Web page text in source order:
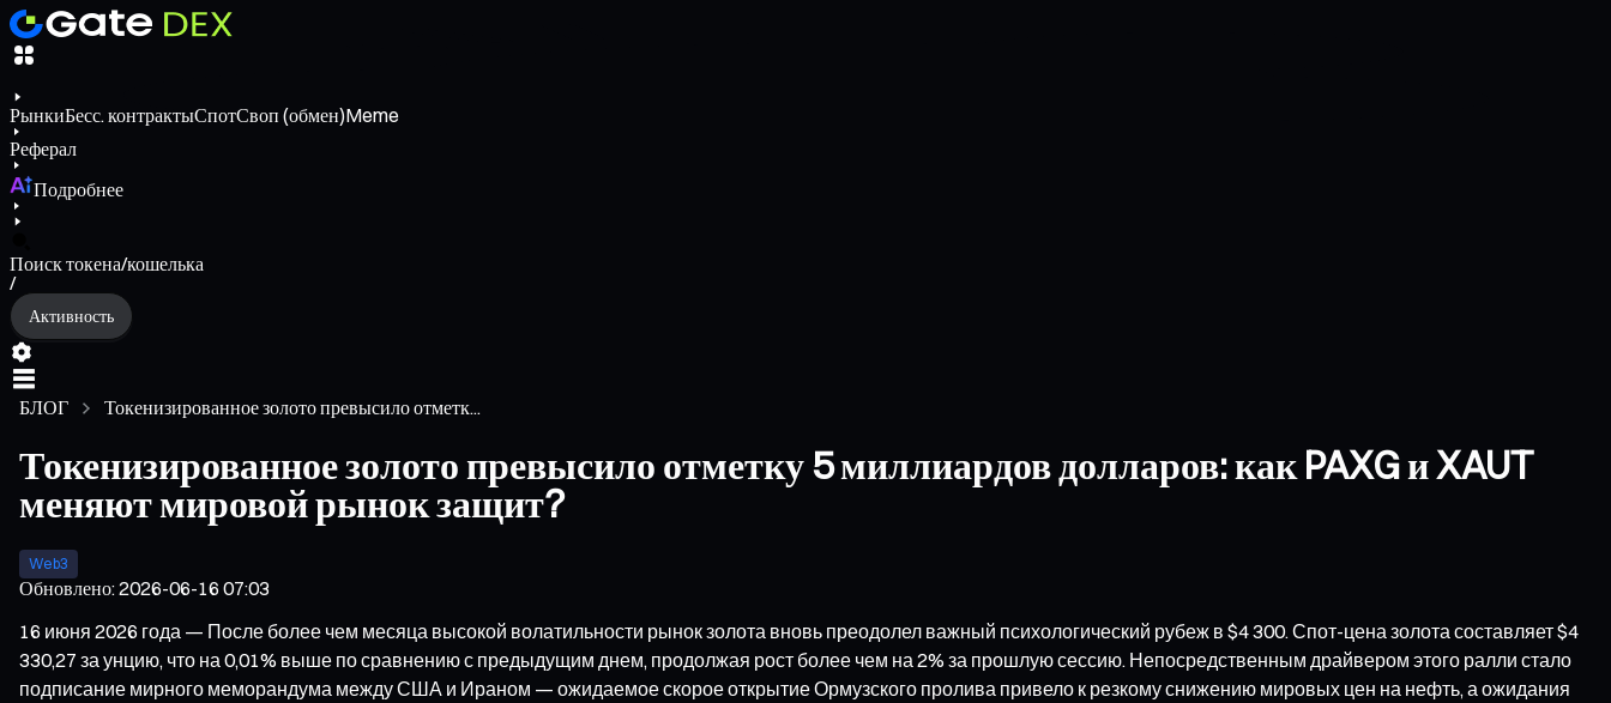
РынкиБесс. контрактыСпотСвоп (обмен)Meme
Реферал
Подробнее
Поиск токена/кошелька
/
Активность
БЛОГ Токенизированное золото превысило отметк...
Токенизированное золото превысило отметку 5 миллиардов долларов: как PAXG и XAUT
меняют мировой рынок защит?
Web3
Обновлено:2026-06-16 07:03
16 июня 2026 года — После более чем месяца высокой волатильности рынок золота вновь преодолел важный психологический рубеж в $4 300. Спот-цена золота составляет $4
330,27 за унцию, что на 0,01% выше по сравнению с предыдущим днем, продолжая рост более чем на 2% за прошлую сессию. Непосредственным драйвером этого ралли стало
подписание мирного меморандума между США и Ираном — ожидаемое скорое открытие Ормузского пролива привело к резкому снижению мировых цен на нефть, а ожидания